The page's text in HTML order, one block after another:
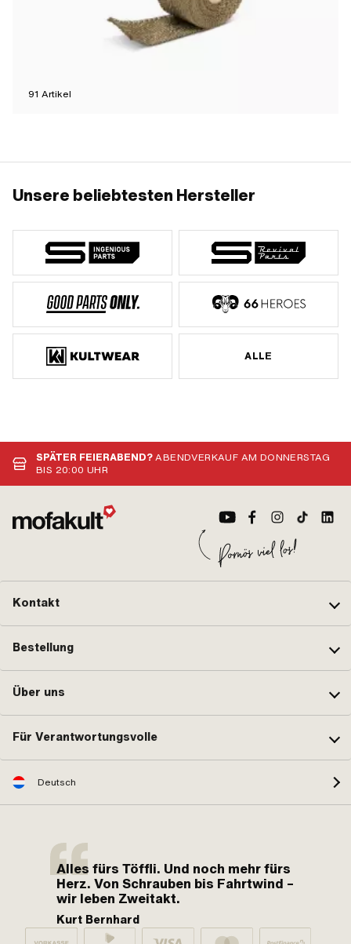
91 Artikel
Unsere beliebtesten Hersteller
ALLE
SPÄTER FEIERABEND?ABENDVERKAUF AM DONNERSTAG
BIS 20:00 UHR
Kontakt
Bestellung
Über uns
Für Verantwortungsvolle
Deutsch
Alles fürs Töffli. Und noch mehr fürs
Herz. Von Schrauben bis Fahrtwind –
wir leben Zweitakt.
Kurt Bernhard